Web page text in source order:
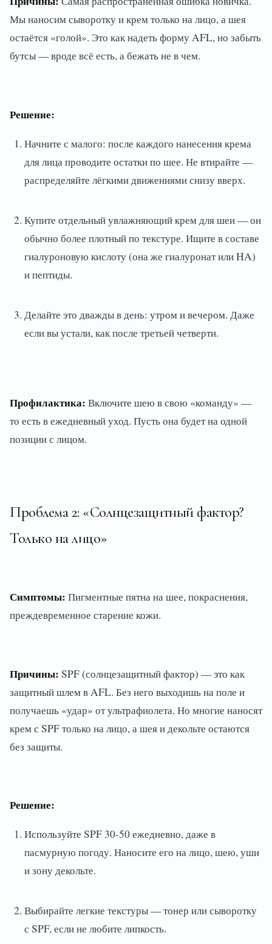
Мы наносим сыворотку и крем только на лицо, а шея
остаётся «голой». Это как надеть форму AFL, но забыть
бутсы — вроде всё есть, а бежать не в чем.
Решение:
Начните с малого: после каждого нанесения крема
для лица проводите остатки по шее. Не втирайте —
распределяйте лёгкими движениями снизу вверх.
Купите отдельный увлажняющий крем для шеи — он
обычно более плотный по текстуре. Ищите в составе
гиалуроновую кислоту (она же гиалуронат или HA)
и пептиды.
Делайте это дважды в день: утром и вечером. Даже
если вы устали, как после третьей четверти.
Профилактика: Включите шею в свою «команду» —
то есть в ежедневный уход. Пусть она будет на одной
позиции с лицом.
Проблема 2: «Солнцезащитный фактор?
Только на лицо»
Симптомы: Пигментные пятна на шее, покраснения,
преждевременное старение кожи.
Причины: SPF (солнцезащитный фактор) — это как
защитный шлем в AFL. Без него выходишь на поле и
получаешь «удар» от ультрафиолета. Но многие наносят
крем с SPF только на лицо, а шея и декольте остаются
без защиты.
Решение:
Используйте SPF 30-50 ежедневно, даже в
пасмурную погоду. Наносите его на лицо, шею, уши
и зону декольте.
Выбирайте легкие текстуры — тонер или сыворотку
с SPF, если не любите липкость.